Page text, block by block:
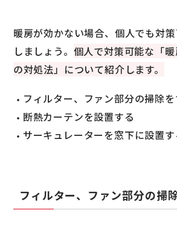
暖房が効かない場合、個人でも対
しましょう。 個人で対策可能な「
の対処法」について紹介します。
フィルター、ファン部分の掃除を
断熱カーテンを設置する
サーキュレーターを窓下に設置す
フィルター、ファン部分の掃